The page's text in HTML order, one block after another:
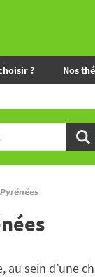
? Nos
sein d’une